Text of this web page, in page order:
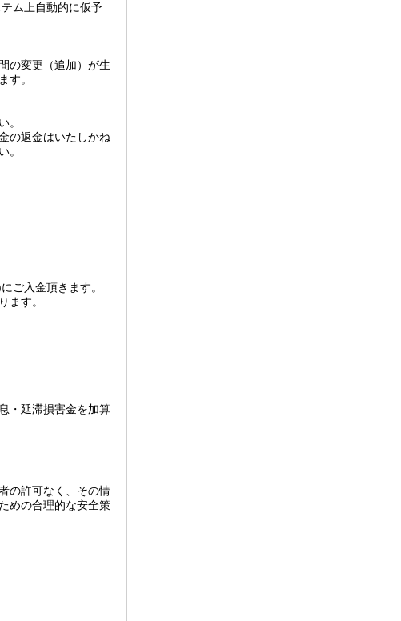
ム上自動的に仮予
の変更（追加）が生
す。
。
の返金はいたしかね
。
ご入金頂きます。
ます。
・延滞損害金を加算
の許可なく、その情
めの合理的な安全策